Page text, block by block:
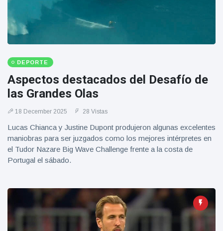
DEPORTE
Aspectos destacados del Desafío de
las Grandes Olas
18 December 2025 28 Vistas
Lucas Chianca y Justine Dupont produjeron algunas excelentes
maniobras para ser juzgados como los mejores intérpretes en
el Tudor Nazare Big Wave Challenge frente a la costa de
Portugal el sábado.